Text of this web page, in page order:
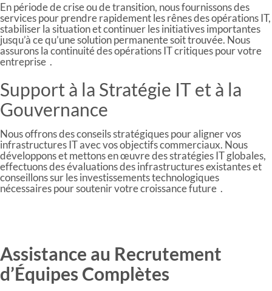
En période de crise ou de transition, nous fournissons des
services pour prendre rapidement les rênes des opérations IT,
stabiliser la situation et continuer les initiatives importantes
jusqu’à ce qu’une solution permanente soit trouvée. Nous
assurons la continuité des opérations IT critiques pour votre
entreprise .
Support à la Stratégie IT et à la
Gouvernance
Nous offrons des conseils stratégiques pour aligner vos
infrastructures IT avec vos objectifs commerciaux. Nous
développons et mettons en œuvre des stratégies IT globales,
effectuons des évaluations des infrastructures existantes et
conseillons sur les investissements technologiques
nécessaires pour soutenir votre croissance future .
Assistance au Recrutement
d’Équipes Complètes